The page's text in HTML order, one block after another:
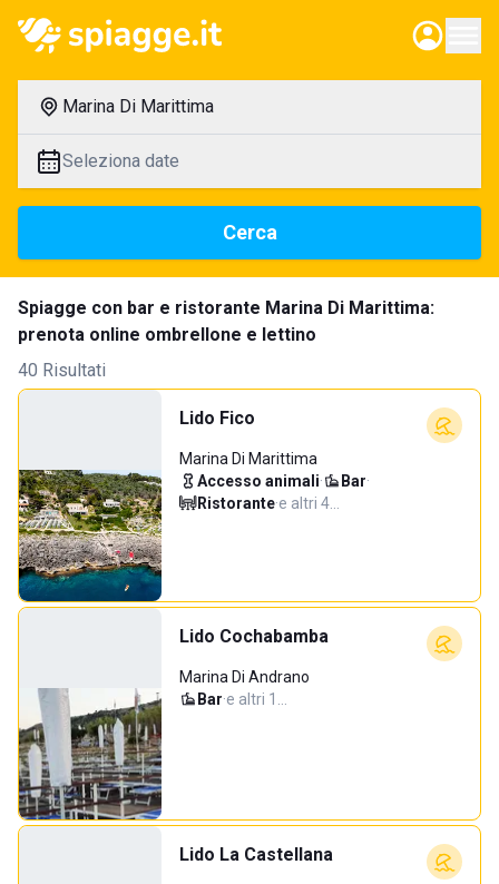
Marina Di Marittima
Seleziona date
Cerca
Spiagge con bar e ristorante Marina Di Marittima:
prenota online ombrellone e lettino
40 Risultati
Lido Fico
Marina Di Marittima
Accesso animali· Bar·
Ristorante·e altri 4…
Lido Cochabamba
Marina Di Andrano
Bar·e altri 1…
Lido La Castellana